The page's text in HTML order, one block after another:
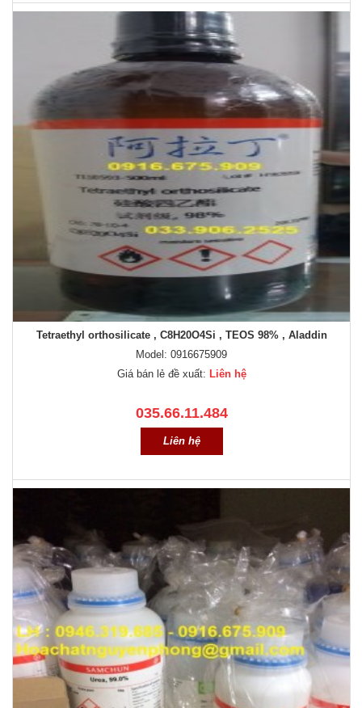
Tetraethyl orthosilicate , C8H20O4Si , TEOS 98% , Aladdin
Model: 0916675909
Giá bán lẻ đề xuất: Liên hệ
035.66.11.484
Liên hệ